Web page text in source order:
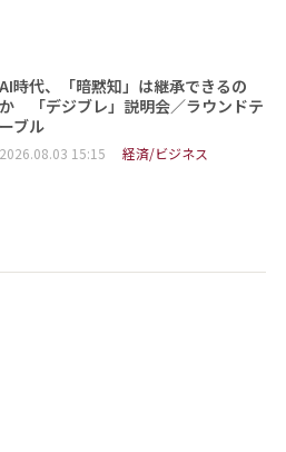
AI時代、「暗黙知」は継承できるの
か 「デジブレ」説明会／ラウンドテ
ーブル
2026.08.03 15:15 経済/ビジネス